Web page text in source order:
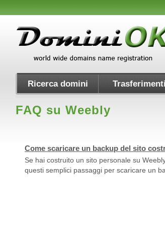
Ricerca domini Trasferimenti
FAQ su Weebly
Come scaricare un backup del sito
Se hai costruito un sito personale su
questi semplici passaggi per scaricare un